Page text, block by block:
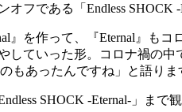
フである「Endless
』を作って、『Eternal』も
していった形。コロナ禍の
もあったんですね」と語りま
SHOCK -Eternal-」ま